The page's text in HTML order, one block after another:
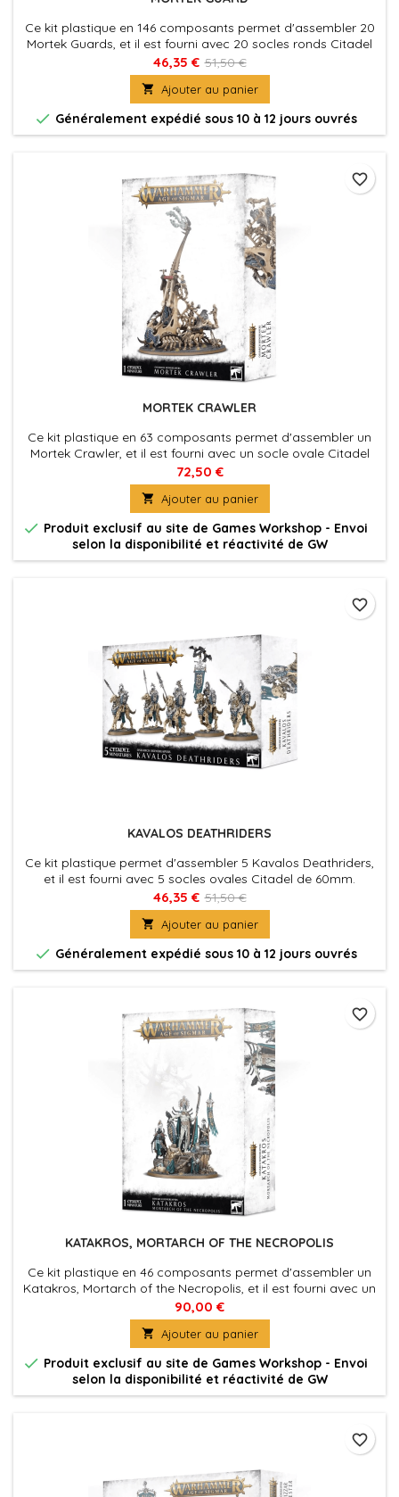
Ce kit plastique en 146 composants permet d'assembler 20
Mortek Guards, et il est fourni avec 20 socles ronds Citadel
de 25mm.
46,35 € 51,50 €
 Ajouter au panier
 Généralement expédié sous 10 à 12 jours ouvrés
MORTEK CRAWLER
Ce kit plastique en 63 composants permet d'assembler un
Mortek Crawler, et il est fourni avec un socle ovale Citadel
de 170mm.
72,50 €
 Ajouter au panier
 Produit exclusif au site de Games Workshop - Envoi
selon la disponibilité et réactivité de GW
favorite_border
KAVALOS DEATHRIDERS
Ce kit plastique permet d'assembler 5 Kavalos Deathriders,
et il est fourni avec 5 socles ovales Citadel de 60mm.
46,35 € 51,50 €
 Ajouter au panier
 Généralement expédié sous 10 à 12 jours ouvrés
favorite_border
KATAKROS, MORTARCH OF THE NECROPOLIS
Ce kit plastique en 46 composants permet d'assembler un
Katakros, Mortarch of the Necropolis, et il est fourni avec un
socle ovale Citadel de 120mm.
90,00 €
 Ajouter au panier
 Produit exclusif au site de Games Workshop - Envoi
selon la disponibilité et réactivité de GW
favorite_border
favorite_border